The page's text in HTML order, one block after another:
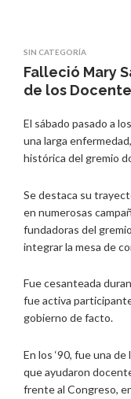
SIN CATEGORÍA
Falleció Mary
de los
El sábado pasado a
una larga
histórica del gremio
Se destaca su
en numerosas
fundadoras del
integrar la mesa de
Fue cesanteada
fue activa
gobierno de facto.
En los ‘90, fue una
que ayudaron
frente al Congreso,